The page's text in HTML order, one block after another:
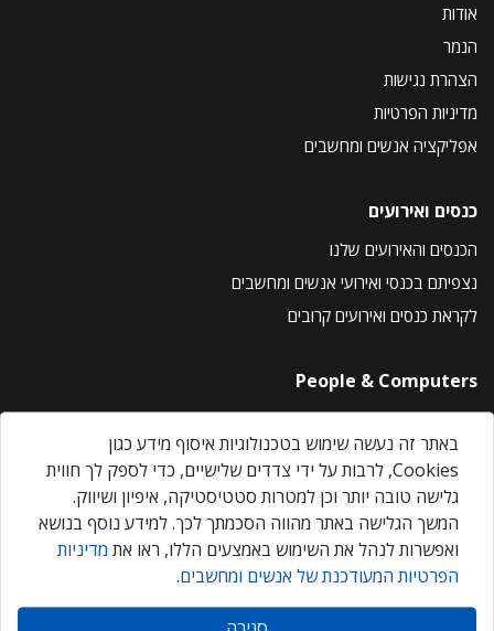
אודות
הנמר
הצהרת נגישות
מדיניות הפרטיות
אפליקציה אנשים ומחשבים
כנסים ואירועים
הכנסים והאירועים שלנו
נצפיתם בכנסי ואירועי אנשים ומחשבים
לקראת כנסים ואירועים קרובים
People & Computers
About Us
Privacy Policy
Contact Us
Our Events
אנשים ומחשבים © 2026 – כל הזכויות שמורות
באתר זה נעשה שימוש בטכנולוגיות איסוף מידע כגון
Cookies, לרבות על ידי צדדים שלישיים, כדי לספק לך חווית
גלישה טובה יותר וכן למטרות סטטיסטיקה, איפיון ושיווק.
המשך הגלישה באתר מהווה הסכמתך לכך. למידע נוסף בנושא
ואפשרות לנהל את השימוש באמצעים הללו, ראו את מדיניות
הפרטיות המעודכנת של אנשים ומחשבים.